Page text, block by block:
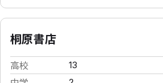
桐原書店
高校 13